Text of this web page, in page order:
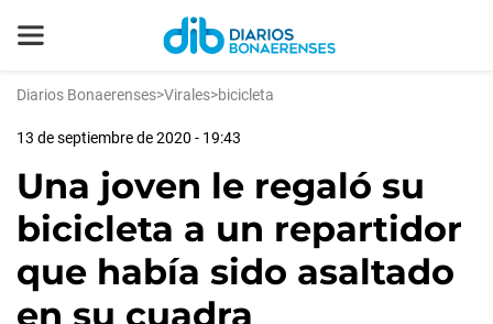
Diarios Bonaerenses>Virales>bicicleta
13 de septiembre de 2020 - 19:43
Una joven le regaló su
bicicleta a un repartidor
que había sido asaltado
en su cuadra